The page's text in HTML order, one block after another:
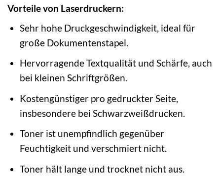
Vorteile von Laserdruckern:
Sehr hohe Druckgeschwindigkeit, ideal für
große Dokumentenstapel.
Hervorragende Textqualität und Schärfe, auch
bei kleinen Schriftgrößen.
Kostengünstiger pro gedruckter Seite,
insbesondere bei Schwarzweißdrucken.
Toner ist unempfindlich gegenüber
Feuchtigkeit und verschmiert nicht.
Toner hält lange und trocknet nicht aus.